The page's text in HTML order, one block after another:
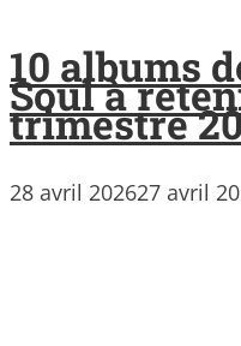
10 albums
Soul à
trimestre
28 avril 202627 avril